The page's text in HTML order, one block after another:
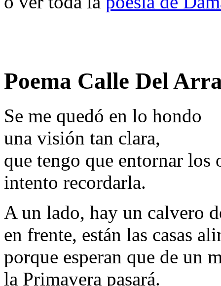
Poema Calle Del
Se me quedó en lo hondo
una visión tan clara,
que tengo que entornar los
intento recordarla.
A un lado, hay un calvero
en frente, están las casas
porque esperan que de un
la Primavera pasará.